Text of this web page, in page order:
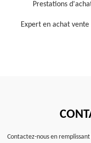
Prestations
Expert en achat
Contactez-nous en